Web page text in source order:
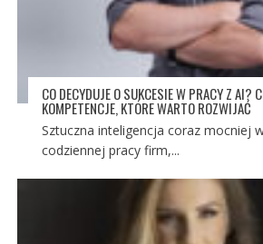
CO DECYDUJE O SUKCESIE W PRACY Z AI?
KOMPETENCJE, KTÓRE WARTO ROZWIJAĆ
Sztuczna inteligencja coraz mocniej
codziennej pracy firm,...